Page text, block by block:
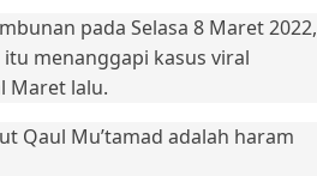
pada Selasa 8 Maret 2022,
menanggapi kasus viral
Maret lalu.
Qaul Mu’tamad adalah haram